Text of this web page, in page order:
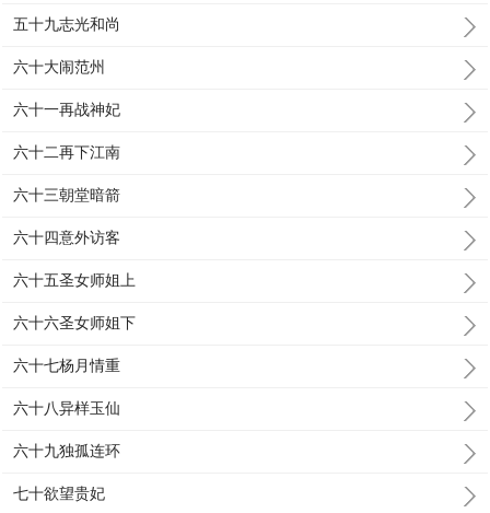
五十九志光和尚
六十大闹范州
六十一再战神妃
六十二再下江南
六十三朝堂暗箭
六十四意外访客
六十五圣女师姐上
六十六圣女师姐下
六十七杨月情重
六十八异样玉仙
六十九独孤连环
七十欲望贵妃